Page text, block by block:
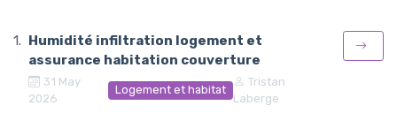
Humidité infiltration logement et
assurance habitation couverture
31 May
2026
Logement et habitat
Tristan
Laberge